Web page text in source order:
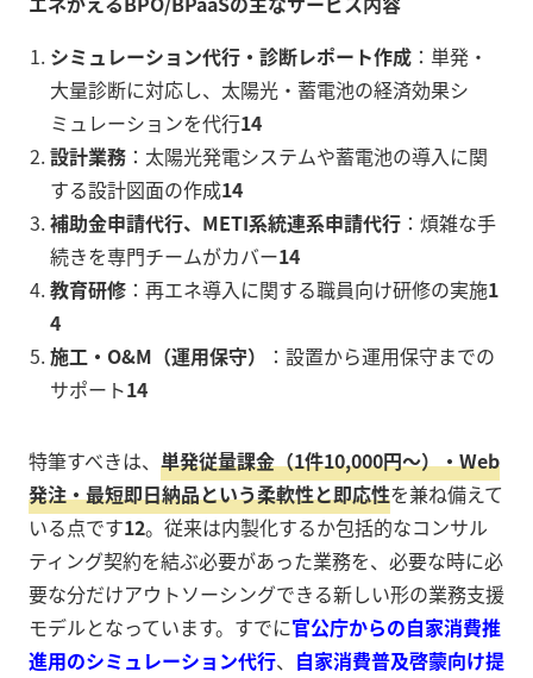
シミュレーション代行・診断レポート作成 ：単発・
大量診断に対応し、太陽光・蓄電池の経済効果シ
ミュレーションを代行14
設計業務 ：太陽光発電システムや蓄電池の導入に関
する設計図面の作成14
補助金申請代行、METI系統連系申請代行 ：煩雑な手
続きを専門チームがカバー14
教育研修 ：再エネ導入に関する職員向け研修の実施1
4
施工・O&M（運用保守）
：設置から運用保守までの
サポート14
特筆すべきは、 単発従量課金（1件10,000円〜）・Web
発注・最短即日納品という柔軟性と即応性を兼ね備えて
いる点です12。従来は内製化するか包括的なコンサル
ティング契約を結ぶ必要があった業務を、必要な時に必
要な分だけアウトソーシングできる新しい形の業務支援
モデルとなっています。すでに官公庁からの自家消費推
進用のシミュレーション代行、 自家消費普及啓蒙向け提